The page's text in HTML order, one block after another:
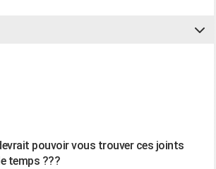
pouvoir vous trouver ces joints
temps ???